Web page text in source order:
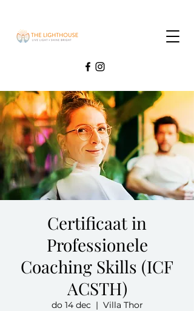
Certificaat in
Professionele
Coaching Skills (ICF
ACSTH)
do 14 dec
  |
Villa Thor